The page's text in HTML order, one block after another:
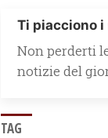
Ti piacciono
Non perderti
notizie del
TAG